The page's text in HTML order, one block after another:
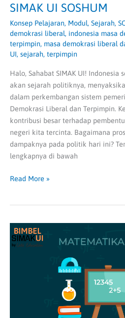
SIMAK UI SOSHUM
Konsep Pelajaran, Modul, Sejarah,
demokrasi liberal, indonesia masa
terpimpin, masa demokrasi liberal
UI, sejarah, terpimpin
Halo, Sahabat SIMAK UI! Indonesia
akan sejarah politiknya,
dalam perkembangan sistem
Demokrasi Liberal dan Terpimpin.
kontribusi besar terhadap
negeri kita tercinta. Bagaimana
dampaknya pada politik hari ini?
lengkapnya di bawah
Read More »
Prediksi
Soal